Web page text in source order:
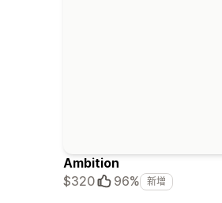
Ambition
$320
96% 新增